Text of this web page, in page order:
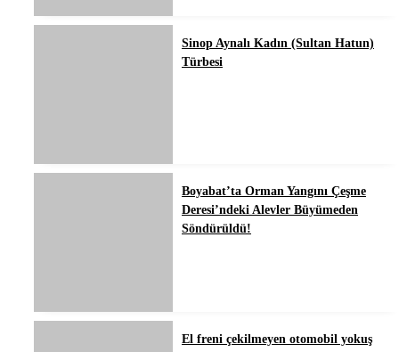
Sinop Aynalı Kadın (Sultan Hatun)
Türbesi
Boyabat’ta Orman Yangını Çeşme
Deresi’ndeki Alevler Büyümeden
Söndürüldü!
El freni çekilmeyen otomobil yokuş